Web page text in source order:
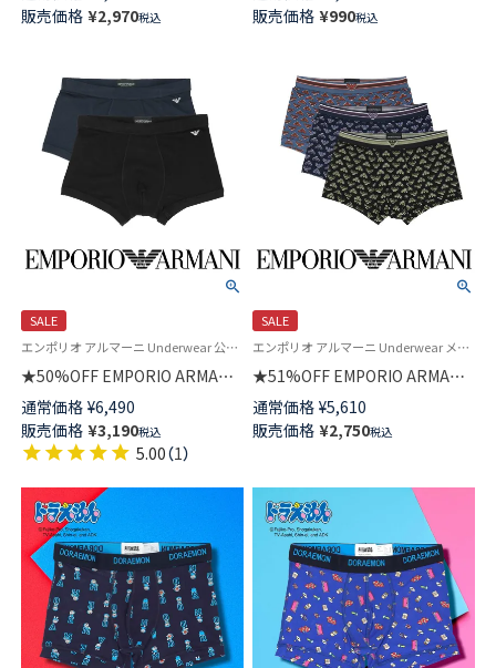
ズ メンズ 54059781
販売価格 ¥2,970税込
ックス 02512673
販売価格 ¥990税込
SALE
エンポリオ アルマーニ Underwear 公式 メンズ 男性 紳士 下着 プレゼント 無料ラッピング
★50%OFF EMPORIO ARMANI
イーグルリブ ビスコース ボク
サーパンツ 【S/M/L】 前閉じ EU
サイズ 54000341
通常価格 ¥6,490
販売価格 ¥3,190税込
5.00（1）
SALE
エンポリオ アルマーニ Underwear メンズ 紳士 下着 父の日
★51%OFF EMPORIO ARMANI
オールオーバー ボールドイーグ
ルロゴ ボクサーパンツ【S/M/L】
前閉じ EUサイズ 54007931
通常価格 ¥5,610
販売価格 ¥2,750税込